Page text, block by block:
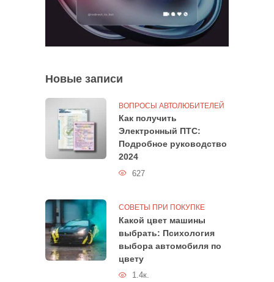
Новые записи
ВОПРОСЫ АВТОЛЮБИТЕЛЕЙ
Как получить
Электронный ПТС:
Подробное руководство
2024
627
СОВЕТЫ ПРИ ПОКУПКЕ
Какой цвет машины
выбрать: Психология
выбора автомобиля по
цвету
1.4к.